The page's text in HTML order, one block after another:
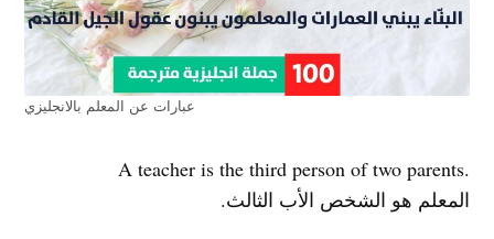
عبارات عن المعلم بالانجليزي
.A teacher is the third person of two parents
المعلم هو الشخص الأب الثالث.